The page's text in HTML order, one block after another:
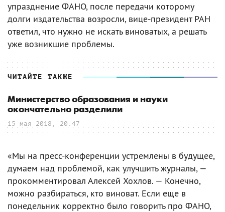
упразднение ФАНО, после передачи которому
долги издательства возросли, вице-президент РАН
ответил, что нужно не искать виноватых, а решать
уже возникшие проблемы.
ЧИТАЙТЕ ТАКЖЕ
Министерство образования и науки
окончательно разделили
15 мая 2018, 20:47
«Мы на пресс-конференции устремлены в будущее,
думаем над проблемой, как улучшить журналы, —
прокомментировал Алексей Хохлов. — Конечно,
можно разбираться, кто виноват. Если еще в
понедельник корректно было говорить про ФАНО,